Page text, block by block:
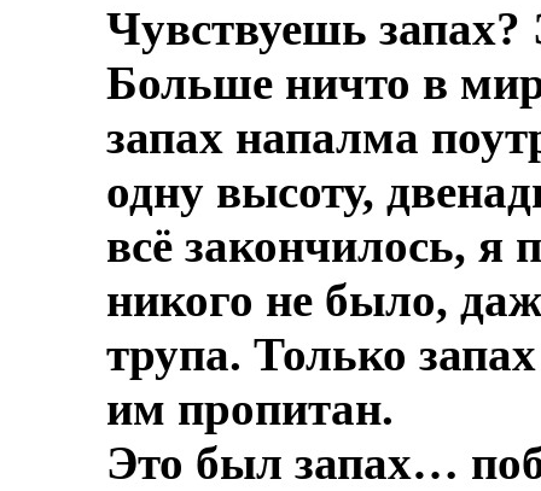
Чувствуешь
Больше ничто в
запах напалма
одну высоту,
всё закончилось, я
никого не было,
трупа. Только
им пропитан.
Это был запах…